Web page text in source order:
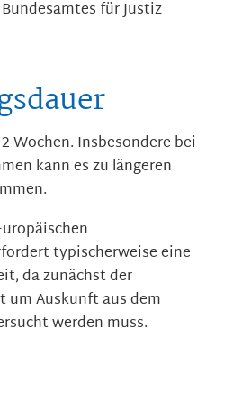
für Justiz
Wochen. Insbesondere bei
kann es zu längeren
typischerweise eine
da zunächst der
Auskunft aus dem
werden muss.